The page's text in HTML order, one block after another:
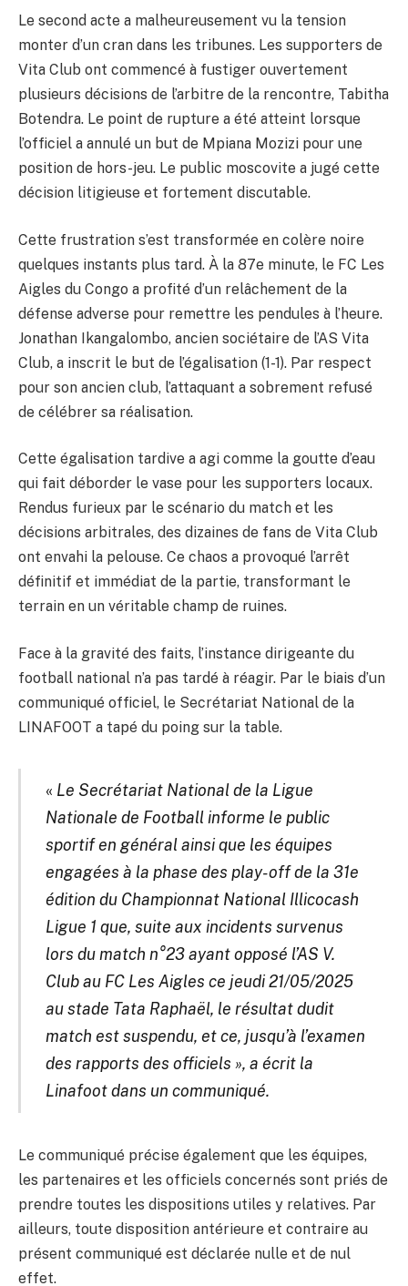
Le second acte a malheureusement vu la tension
monter d’un cran dans les tribunes. Les supporters de
Vita Club ont commencé à fustiger ouvertement
plusieurs décisions de l’arbitre de la rencontre, Tabitha
Botendra. Le point de rupture a été atteint lorsque
l’officiel a annulé un but de Mpiana Mozizi pour une
position de hors-jeu. Le public moscovite a jugé cette
décision litigieuse et fortement discutable.
Cette frustration s’est transformée en colère noire
quelques instants plus tard. À la 87e minute, le FC Les
Aigles du Congo a profité d’un relâchement de la
défense adverse pour remettre les pendules à l’heure.
Jonathan Ikangalombo, ancien sociétaire de l’AS Vita
Club, a inscrit le but de l’égalisation (1-1). Par respect
pour son ancien club, l’attaquant a sobrement refusé
de célébrer sa réalisation.
Cette égalisation tardive a agi comme la goutte d’eau
qui fait déborder le vase pour les supporters locaux.
Rendus furieux par le scénario du match et les
décisions arbitrales, des dizaines de fans de Vita Club
ont envahi la pelouse. Ce chaos a provoqué l’arrêt
définitif et immédiat de la partie, transformant le
terrain en un véritable champ de ruines.
Face à la gravité des faits, l’instance dirigeante du
football national n’a pas tardé à réagir. Par le biais d’un
communiqué officiel, le Secrétariat National de la
LINAFOOT a tapé du poing sur la table.
« Le Secrétariat National de la Ligue
Nationale de Football informe le public
sportif en général ainsi que les équipes
engagées à la phase des play-off de la 31e
édition du Championnat National Illicocash
Ligue 1 que, suite aux incidents survenus
lors du match n°23 ayant opposé l’AS V.
Club au FC Les Aigles ce jeudi 21/05/2025
au stade Tata Raphaël, le résultat dudit
match est suspendu, et ce, jusqu’à l’examen
des rapports des officiels », a écrit la
Linafoot dans un communiqué.
Le communiqué précise également que les équipes,
les partenaires et les officiels concernés sont priés de
prendre toutes les dispositions utiles y relatives. Par
ailleurs, toute disposition antérieure et contraire au
présent communiqué est déclarée nulle et de nul
effet.